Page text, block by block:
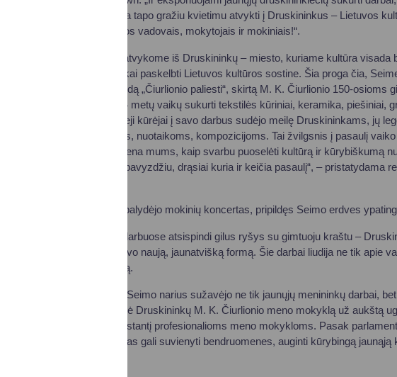
nuostabūs. Ši paroda tapo gražiu kvietimu atvykti į Druskininkus – Lietuvos
didžiuojuosi mokyklos vadovais, mokytojais ir mokiniais!“.
„Džiaugiamės, kad atvykome iš Druskininkų – miesto, kuriame kultūra
ypatingi – Druskininkai paskelbti Lietuvos kultūros sostine. Šia proga čia,
kūrybinių darbų parodą „Čiurlionio paliesti“, skirtą M. K. Čiurlionio 150-osioms
eksponuojami 11–14 metų vaikų sukurti tekstilės kūriniai, keramika, piešiniai,
kompozicijos. Jaunieji kūrėjai į savo darbus sudėjo meilę Druskininkams, jų
– jo spalvų deriniams, nuotaikoms, kompozicijoms. Tai žvilgsnis į pasaulį
Tegul ši paroda primena mums, kaip svarbu puoselėti kultūrą ir kūrybiškumą
sekdama Čiurlionio pavyzdžiu, drąsiai kuria ir keičia pasaulį“, – pristatydama
Parodos atidarymą palydėjo mokinių koncertas, pripildęs Seimo erdves
Eksponuojamuose darbuose atsispindi gilus ryšys su gimtuoju kraštu –
Čiurlionio kūryba įgavo naują, jaunatvišką formą. Šie darbai liudija ne tik apie
bei kūrybinį įkvėpimą.
Renginyje dalyvavę Seimo narius sužavėjo ne tik jaunųjų menininkų darbai,
koncertas. Jie pagyrė Druskininkų M. K. Čiurlionio meno mokyklą už aukštą
meistriškumą, prilygstantį profesionalioms meno mokykloms. Pasak
pavyzdys, kaip menas gali suvienyti bendruomenes, auginti kūrybingą